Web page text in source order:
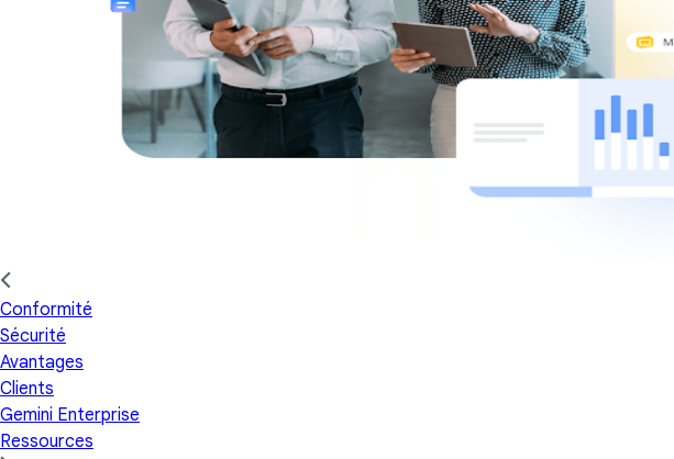
Conformité
Sécurité
Avantages
Clients
Gemini Enterprise
Ressources